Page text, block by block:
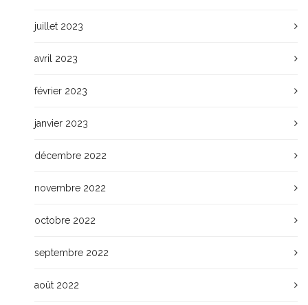
juillet 2023
avril 2023
février 2023
janvier 2023
décembre 2022
novembre 2022
octobre 2022
septembre 2022
août 2022